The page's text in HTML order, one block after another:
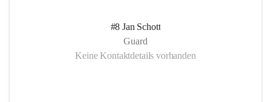
#8 Jan Schott
Guard
Keine Kontaktdetails vorhanden